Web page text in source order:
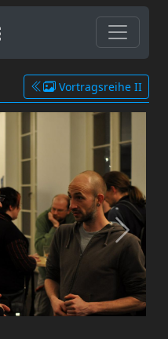
Vortragsreihe II